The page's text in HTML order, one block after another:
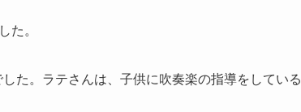
た。
た。ラテさんは、子供に吹奏楽の指導をしている